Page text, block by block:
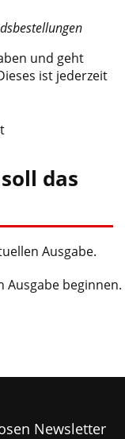
und geht
ist jederzeit
das
Ausgabe.
beginnen.
Newsletter